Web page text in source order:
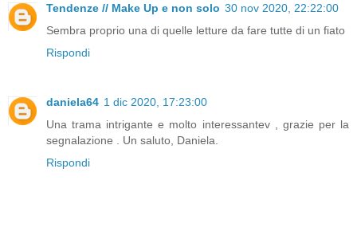
Tendenze // Make Up e non solo 30 nov 2020, 22:22:00
Sembra proprio una di quelle letture da fare tutte di un fiato
Rispondi
daniela64 1 dic 2020, 17:23:00
Una trama intrigante e molto interessantev , grazie per la
segnalazione . Un saluto, Daniela.
Rispondi